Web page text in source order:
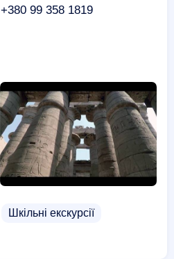
+380 99 358 1819
Шкільні екскурсії